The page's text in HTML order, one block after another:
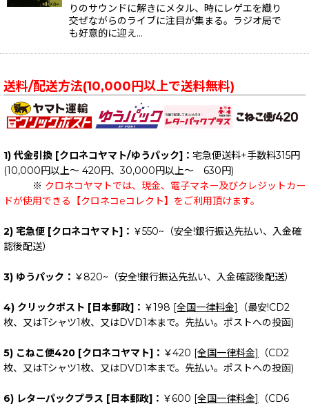
りのサウンドに解きにメタル、時にレゲエを織り
交ぜながらのライブに注目が集まる。ラジオ局で
も好意的に迎え…
送料/配送方法(10,000円以上で送料無料)
1) 代金引換 [クロネコヤマト/ゆうパック]： 宅急便送料+手数料315円
(10,000円以上～ 420円、30,000円以上～ 630円)
※ クロネコヤマトでは、現金、電子マネー及びクレジットカー
ドが使用できる【クロネコeコレクト】をご利用頂けます。
2) 宅急便 [クロネコヤマト]： ￥550~（安全!銀行振込先払い、入金確
認後配送）
3) ゆうパック： ￥820~（安全!銀行振込先払い、入金確認後配送）
4) クリックポスト [日本郵政]： ￥198 [全国一律料金]
（最安!CD2
枚、又はTシャツ1枚、又はDVD1本まで。先払い。ポストへの投函)
5) こねこ便420 [クロネコヤマト]： ￥420 [全国一律料金]
（CD2
枚、又はTシャツ1枚、又はDVD1本まで。先払い。ポストへの投函)
6) レターパックプラス [日本郵政]： ￥600 [全国一律料金]
（CD6